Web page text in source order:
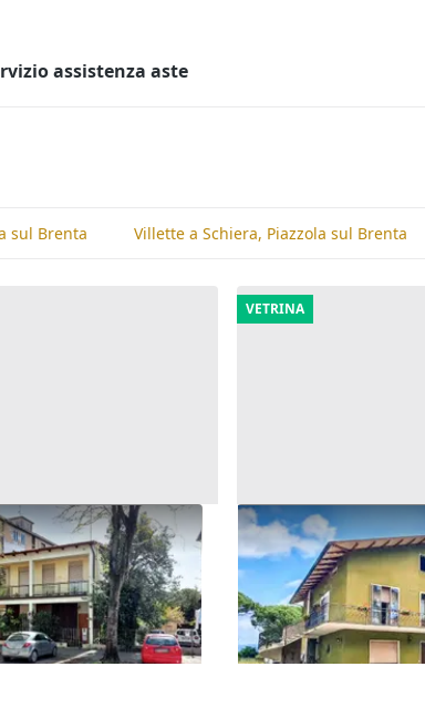
assistenza aste
sul Brenta Villette a Schiera, Piazzola sul Brenta
con corte
VETRINA
Asta Porzione di
corte e garage
Castiglione del Lago
112.910 €
17/09/2026